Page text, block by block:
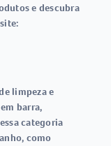
e descubra
limpeza e
barra,
categoria
como